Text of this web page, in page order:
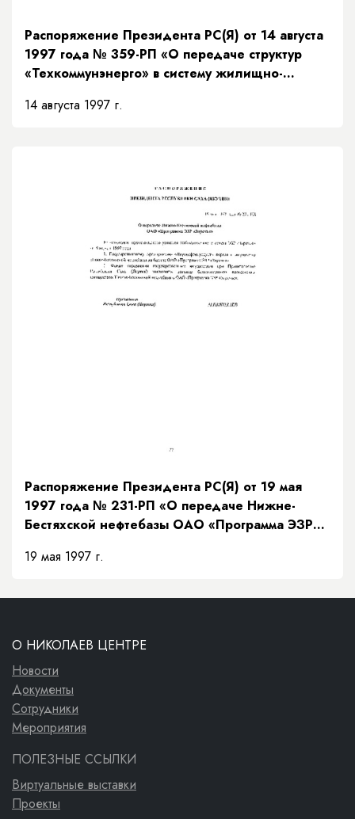
Распоряжение Президента РС(Я) от 14 августа
1997 года № 359-РП «О передаче структур
«Техкоммунэнерго» в систему жилищно-
14 августа 1997 г.
Распоряжение Президента РС(Я) от 19 мая
1997 года № 231-РП «О передаче Нижне-
Бестяхской нефтебазы ОАО «Программа ЭЗР
19 мая 1997 г.
О НИКОЛАЕВ ЦЕНТРЕ
Новости
Документы
Сотрудники
Мероприятия
ПОЛЕЗНЫЕ ССЫЛКИ
Виртуальные выставки
Проекты